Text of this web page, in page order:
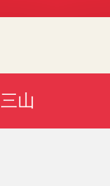
山